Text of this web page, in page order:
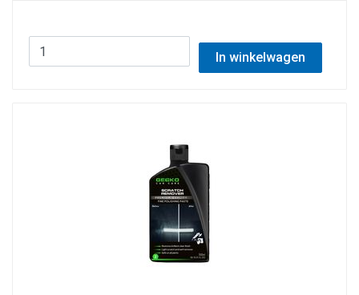
In winkelwagen